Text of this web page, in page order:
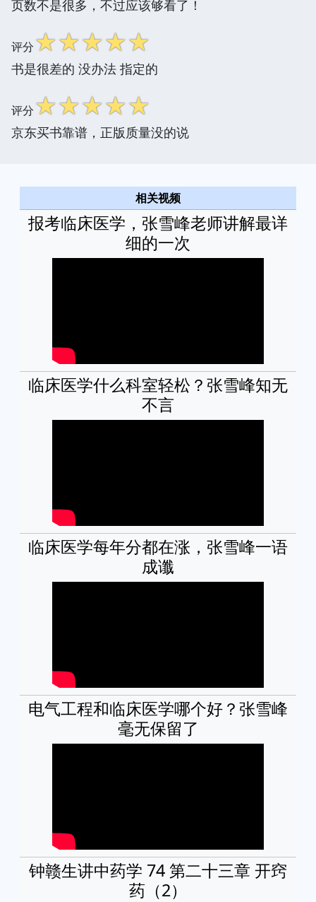
页数不是很多，不过应该够看了！
评分☆☆☆☆☆
书是很差的 没办法 指定的
评分☆☆☆☆☆
京东买书靠谱，正版质量没的说
相关视频
报考临床医学，张雪峰老师讲解最详
细的一次
临床医学什么科室轻松？张雪峰知无
不言
临床医学每年分都在涨，张雪峰一语
成谶
电气工程和临床医学哪个好？张雪峰
毫无保留了
钟赣生讲中药学 74 第二十三章 开窍
药（2）